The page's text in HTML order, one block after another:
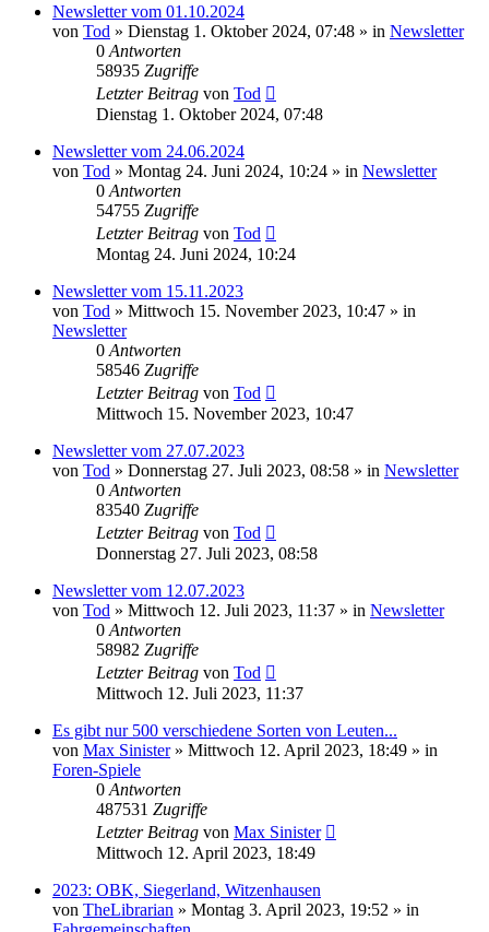
Newsletter vom 01.10.2024
von Tod » Dienstag 1. Oktober 2024, 07:48 » in Newsletter
0 Antworten
58935 Zugriffe
Letzter Beitrag von Tod
Dienstag 1. Oktober 2024, 07:48
Newsletter vom 24.06.2024
von Tod » Montag 24. Juni 2024, 10:24 » in Newsletter
0 Antworten
54755 Zugriffe
Letzter Beitrag von Tod
Montag 24. Juni 2024, 10:24
Newsletter vom 15.11.2023
von Tod » Mittwoch 15. November 2023, 10:47 » in
Newsletter
0 Antworten
58546 Zugriffe
Letzter Beitrag von Tod
Mittwoch 15. November 2023, 10:47
Newsletter vom 27.07.2023
von Tod » Donnerstag 27. Juli 2023, 08:58 » in Newsletter
0 Antworten
83540 Zugriffe
Letzter Beitrag von Tod
Donnerstag 27. Juli 2023, 08:58
Newsletter vom 12.07.2023
von Tod » Mittwoch 12. Juli 2023, 11:37 » in Newsletter
0 Antworten
58982 Zugriffe
Letzter Beitrag von Tod
Mittwoch 12. Juli 2023, 11:37
Es gibt nur 500 verschiedene Sorten von Leuten...
von Max Sinister» Mittwoch 12. April 2023, 18:49 » in
Foren-Spiele
0 Antworten
487531 Zugriffe
Letzter Beitrag von Max Sinister
Mittwoch 12. April 2023, 18:49
2023: OBK, Siegerland, Witzenhausen
von TheLibrarian » Montag 3. April 2023, 19:52 » in